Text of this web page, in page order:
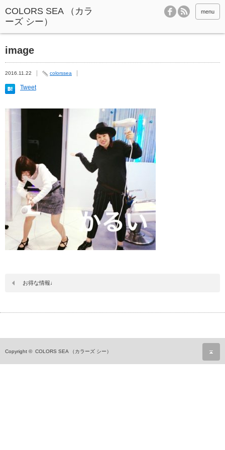
menu
image
2016.11.22 colorssea
Tweet
お得な情報♩
Copyright © COLORS SEA （カラーズ シー）